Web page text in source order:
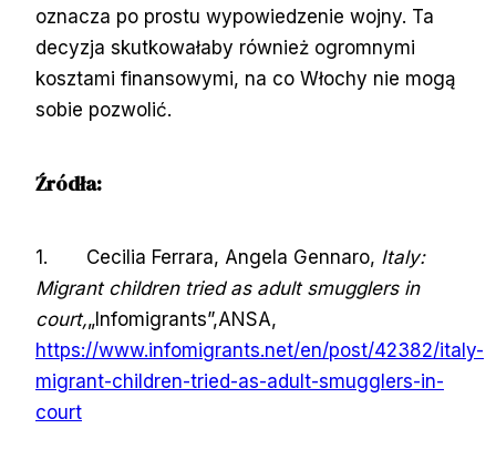
oznacza po prostu wypowiedzenie wojny. Ta
decyzja skutkowałaby również ogromnymi
kosztami finansowymi, na co Włochy nie mogą
sobie pozwolić.
Źródła:
1. Cecilia Ferrara, Angela Gennaro, Italy:
Migrant children tried as adult smugglers in
court,„Infomigrants”,ANSA,
https://www.infomigrants.net/en/post/42382/italy-
migrant-children-tried-as-adult-smugglers-in-
court